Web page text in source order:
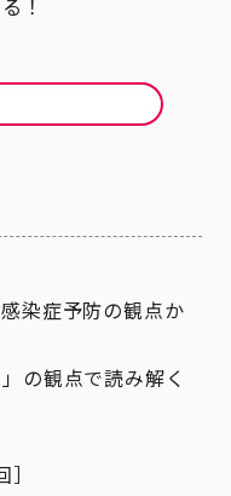
！
染症予防の観点か
の観点で読み解く